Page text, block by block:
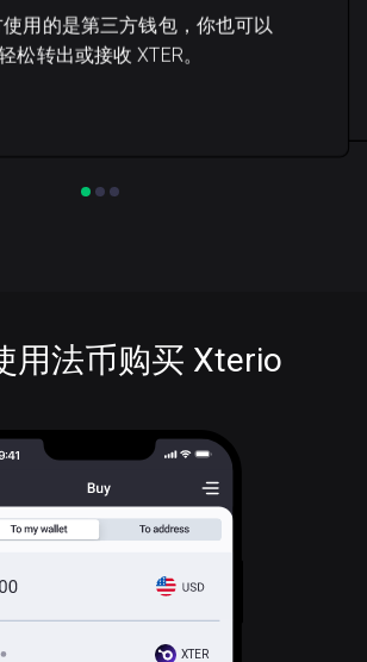
用的是第三方钱包，你也可以
松转出或接收 XTER。
用法币购买 Xterio
XTER